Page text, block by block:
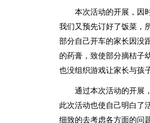
本次活动的开展，因
我们又预先订好了饭菜，
部分自己开车的家长因没
的药膏，致使部分摘桔子
也没组织游戏让家长与孩
通过本次活动的开展
此次活动也使自己明白了
细致的去考虑各方面的问题